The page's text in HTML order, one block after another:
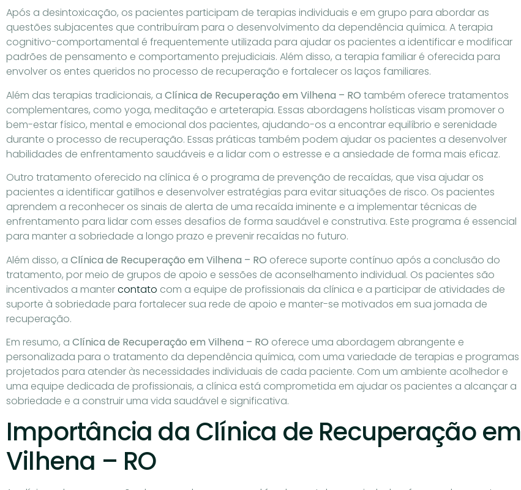
Após a desintoxicação, os pacientes participam de terapias individuais e em grupo para abordar as
questões subjacentes que contribuíram para o desenvolvimento da dependência química. A terapia
cognitivo-comportamental é frequentemente utilizada para ajudar os pacientes a identificar e modificar
padrões de pensamento e comportamento prejudiciais. Além disso, a terapia familiar é oferecida para
envolver os entes queridos no processo de recuperação e fortalecer os laços familiares.
Além das terapias tradicionais, a Clínica de Recuperação em Vilhena – RO também oferece tratamentos
complementares, como yoga, meditação e arteterapia. Essas abordagens holísticas visam promover o
bem-estar físico, mental e emocional dos pacientes, ajudando-os a encontrar equilíbrio e serenidade
durante o processo de recuperação. Essas práticas também podem ajudar os pacientes a desenvolver
habilidades de enfrentamento saudáveis ​​e a lidar com o estresse e a ansiedade de forma mais eficaz.
Outro tratamento oferecido na clínica é o programa de prevenção de recaídas, que visa ajudar os
pacientes a identificar gatilhos e desenvolver estratégias para evitar situações de risco. Os pacientes
aprendem a reconhecer os sinais de alerta de uma recaída iminente e a implementar técnicas de
enfrentamento para lidar com esses desafios de forma saudável e construtiva. Este programa é essencial
para manter a sobriedade a longo prazo e prevenir recaídas no futuro.
Além disso, a Clínica de Recuperação em Vilhena – RO oferece suporte contínuo após a conclusão do
tratamento, por meio de grupos de apoio e sessões de aconselhamento individual. Os pacientes são
incentivados a mantercontato com a equipe de profissionais da clínica e a participar de atividades de
suporte à sobriedade para fortalecer sua rede de apoio e manter-se motivados em sua jornada de
recuperação.
Em resumo, a Clínica de Recuperação em Vilhena – RO oferece uma abordagem abrangente e
personalizada para o tratamento da dependência química, com uma variedade de terapias e programas
projetados para atender às necessidades individuais de cada paciente. Com um ambiente acolhedor e
uma equipe dedicada de profissionais, a clínica está comprometida em ajudar os pacientes a alcançar a
sobriedade e a construir uma vida saudável e significativa.
Importância da Clínica de Recuperação em
Vilhena – RO